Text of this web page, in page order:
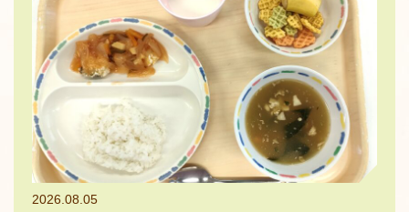
2026.08.05